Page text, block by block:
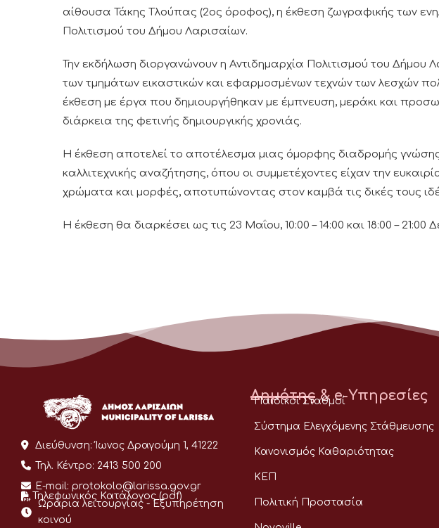
αίθουσα Τάκης Τλούπας (2ος όροφος), η έκθεση ζωγραφικής των
Πολιτισμού του Δήμου Λαρισαίων.
Την εκδήλωση διοργανώνουν η Αντιδημαρχία Πολιτισμού του Δήμου
των τμημάτων εικαστικών και εφαρμοσμένων τεχνών των λεσχών
έκθεση με έργα που δημιουργήθηκαν με έμπνευση, μεράκι και
διάρκεια της φετινής δημιουργικής χρονιάς.
Η έκθεση αποτελεί το αποτέλεσμα μιας όμορφης διαδρομής
καλλιτεχνικής αναζήτησης, όπου οι συμμετέχοντες είχαν την
χρώματα και μορφές, αποτυπώνοντας στον καμβά τις δικές τους
Η έκθεση θα διαρκέσει ως τις 23 Μαΐου, 10:00 – 14:00 και 18:00 –
Διεύθυνση: Ίωνος Δραγούμη 1, 41222
Τηλ. Κέντρο: 2413 500 200
E-mail: protokolo@larissa.gov.gr
Τηλεφωνικός Κατάλογος (pdf)
Ωράρια λειτουργίας - Eξυπηρέτηση
κοινού
Δημότης & e-Υπηρεσίες
Παιδικοί Σταθμοί
Σύστημα Ελεγχόμενης Στάθμευσης
Κανονισμός Καθαριότητας
ΚΕΠ
Πολιτική Προστασία